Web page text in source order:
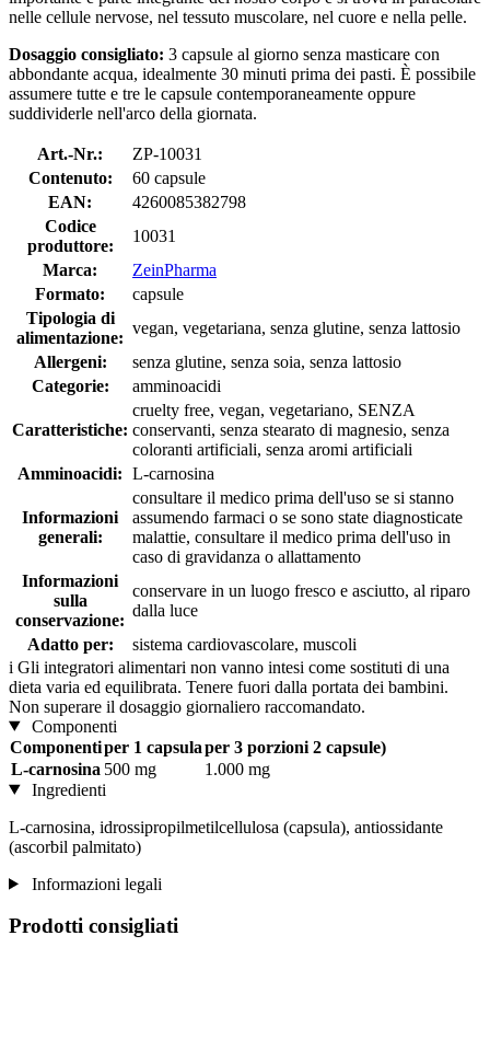
nelle cellule nervose, nel tessuto muscolare, nel cuore e nella pelle.
Dosaggio consigliato: 3 capsule al giorno senza masticare con
abbondante acqua, idealmente 30 minuti prima dei pasti. È possibile
assumere tutte e tre le capsule contemporaneamente oppure
suddividerle nell'arco della giornata.
Art.-Nr.:
ZP-10031
Contenuto:
60 capsule
EAN:
4260085382798
Codice
produttore:
10031
Marca:
ZeinPharma
Formato:
capsule
Tipologia di
alimentazione:
vegan, vegetariana, senza glutine, senza lattosio
Allergeni:
senza glutine, senza soia, senza lattosio
Categorie:
amminoacidi
Caratteristiche:
cruelty free, vegan, vegetariano, SENZA
conservanti, senza stearato di magnesio, senza
coloranti artificiali, senza aromi artificiali
Amminoacidi: L-carnosina
Informazioni
generali:
consultare il medico prima dell'uso se si stanno
assumendo farmaci o se sono state diagnosticate
malattie, consultare il medico prima dell'uso in
caso di gravidanza o allattamento
Informazioni
sulla
conservazione:
conservare in un luogo fresco e asciutto, al riparo
dalla luce
Adatto per:
sistema cardiovascolare, muscoli
i Gli integratori alimentari non vanno intesi come sostituti di una
dieta varia ed equilibrata. Tenere fuori dalla portata dei bambini.
Non superare il dosaggio giornaliero raccomandato.
Componenti
Componentiper 1 capsulaper 3 porzioni 2 capsule)
L-carnosina 500 mg
1.000 mg
Ingredienti
L-carnosina, idrossipropilmetilcellulosa (capsula), antiossidante
(ascorbil palmitato)
Informazioni legali
Prodotti consigliati